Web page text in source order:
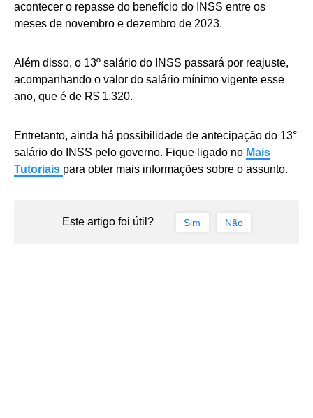
acontecer o repasse do benefício do INSS entre os
meses de novembro e dezembro de 2023.
Além disso, o 13º salário do INSS passará por reajuste,
acompanhando o valor do salário mínimo vigente esse
ano, que é de R$ 1.320.
Entretanto, ainda há possibilidade de antecipação do 13°
salário do INSS pelo governo. Fique ligado no Mais
Tutoriais para obter mais informações sobre o assunto.
Este artigo foi útil? Sim Não